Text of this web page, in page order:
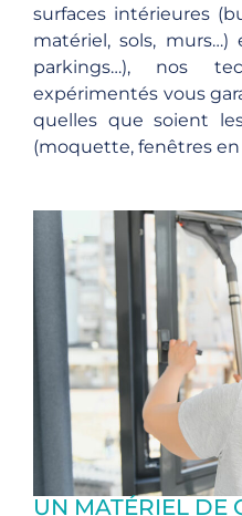
surfaces intérieures
matériel, sols, murs…)
parkings…), nos
expérimentés vous
quelles que soient
(moquette, fenêtres
UN MATÉRIEL DE